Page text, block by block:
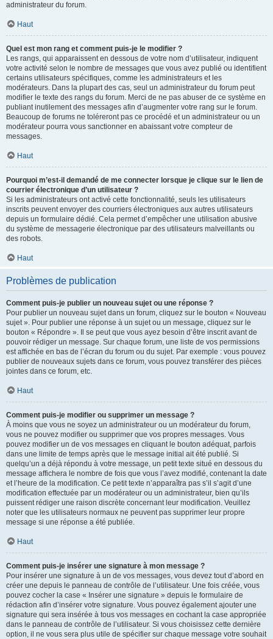
administrateur du forum.
Haut
Quel est mon rang et comment puis-je le modifier ?
Les rangs, qui apparaissent en dessous de votre nom d’utilisateur, indiquent
votre activité selon le nombre de messages que vous avez publié ou identifient
certains utilisateurs spécifiques, comme les administrateurs et les
modérateurs. Dans la plupart des cas, seul un administrateur du forum peut
modifier le texte des rangs du forum. Merci de ne pas abuser de ce système en
publiant inutilement des messages afin d’augmenter votre rang sur le forum.
Beaucoup de forums ne toléreront pas ce procédé et un administrateur ou un
modérateur pourra vous sanctionner en abaissant votre compteur de
messages.
Haut
Pourquoi m’est-il demandé de me connecter lorsque je clique sur le lien de
courrier électronique d’un utilisateur ?
Si les administrateurs ont activé cette fonctionnalité, seuls les utilisateurs
inscrits peuvent envoyer des courriers électroniques aux autres utilisateurs
depuis un formulaire dédié. Cela permet d’empêcher une utilisation abusive
du système de messagerie électronique par des utilisateurs malveillants ou
des robots.
Haut
Problèmes de publication
Comment puis-je publier un nouveau sujet ou une réponse ?
Pour publier un nouveau sujet dans un forum, cliquez sur le bouton « Nouveau
sujet ». Pour publier une réponse à un sujet ou un message, cliquez sur le
bouton « Répondre ». Il se peut que vous ayez besoin d’être inscrit avant de
pouvoir rédiger un message. Sur chaque forum, une liste de vos permissions
est affichée en bas de l’écran du forum ou du sujet. Par exemple : vous pouvez
publier de nouveaux sujets dans ce forum, vous pouvez transférer des pièces
jointes dans ce forum, etc.
Haut
Comment puis-je modifier ou supprimer un message ?
À moins que vous ne soyez un administrateur ou un modérateur du forum,
vous ne pouvez modifier ou supprimer que vos propres messages. Vous
pouvez modifier un de vos messages en cliquant le bouton adéquat, parfois
dans une limite de temps après que le message initial ait été publié. Si
quelqu’un a déjà répondu à votre message, un petit texte situé en dessous du
message affichera le nombre de fois que vous l’avez modifié, contenant la date
et l’heure de la modification. Ce petit texte n’apparaîtra pas s’il s’agit d’une
modification effectuée par un modérateur ou un administrateur, bien qu’ils
puissent rédiger une raison discrète concernant leur modification. Veuillez
noter que les utilisateurs normaux ne peuvent pas supprimer leur propre
message si une réponse a été publiée.
Haut
Comment puis-je insérer une signature à mon message ?
Pour insérer une signature à un de vos messages, vous devez tout d’abord en
créer une depuis le panneau de contrôle de l’utilisateur. Une fois créée, vous
pouvez cocher la case « Insérer une signature » depuis le formulaire de
rédaction afin d’insérer votre signature. Vous pouvez également ajouter une
signature qui sera insérée à tous vos messages en cochant la case appropriée
dans le panneau de contrôle de l’utilisateur. Si vous choisissez cette dernière
option, il ne vous sera plus utile de spécifier sur chaque message votre souhait